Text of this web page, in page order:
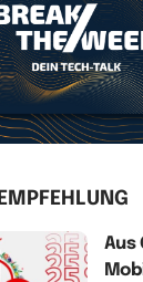
EMPFEHLUNG
Aus